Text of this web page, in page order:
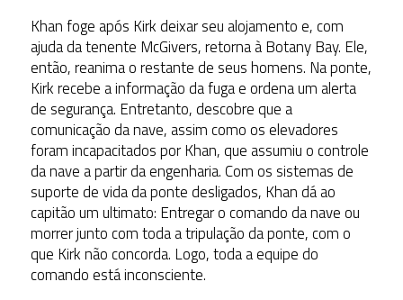
Khan foge após Kirk deixar seu alojamento e, com
ajuda da tenente McGivers, retorna à Botany Bay. Ele,
então, reanima o restante de seus homens. Na ponte,
Kirk recebe a informação da fuga e ordena um alerta
de segurança. Entretanto, descobre que a
comunicação da nave, assim como os elevadores
foram incapacitados por Khan, que assumiu o controle
da nave a partir da engenharia. Com os sistemas de
suporte de vida da ponte desligados, Khan dá ao
capitão um ultimato: Entregar o comando da nave ou
morrer junto com toda a tripulação da ponte, com o
que Kirk não concorda. Logo, toda a equipe do
comando está inconsciente.